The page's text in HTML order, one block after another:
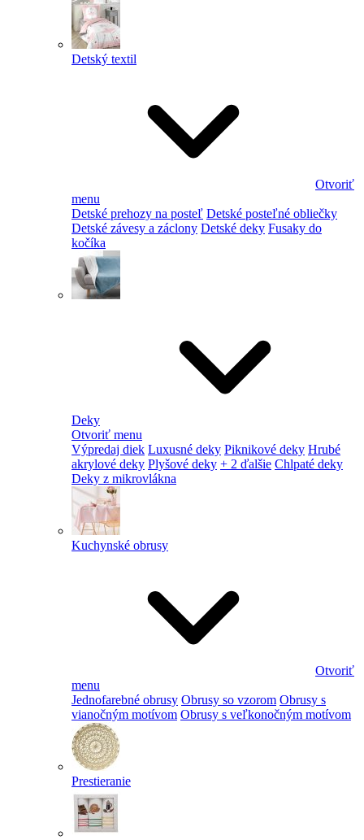
Detský textil
Otvoriť
menu
Detské prehozy na posteľ Detské posteľné obliečky
Detské závesy a záclony Detské deky Fusaky do
kočíka
Deky
Otvoriť menu
Výpredaj diek Luxusné deky Piknikové deky Hrubé
akrylové deky Plyšové deky + 2 ďalšie Chlpaté deky
Deky z mikrovlákna
Kuchynské obrusy
Otvoriť
menu
Jednofarebné obrusy Obrusy so vzorom Obrusy s
vianočným motívom Obrusy s veľkonočným motívom
Prestieranie